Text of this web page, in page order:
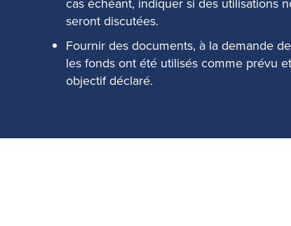
seront discutées.
Fournir des documents, à la demande
les fonds ont été utilisés comme prévu
objectif déclaré.